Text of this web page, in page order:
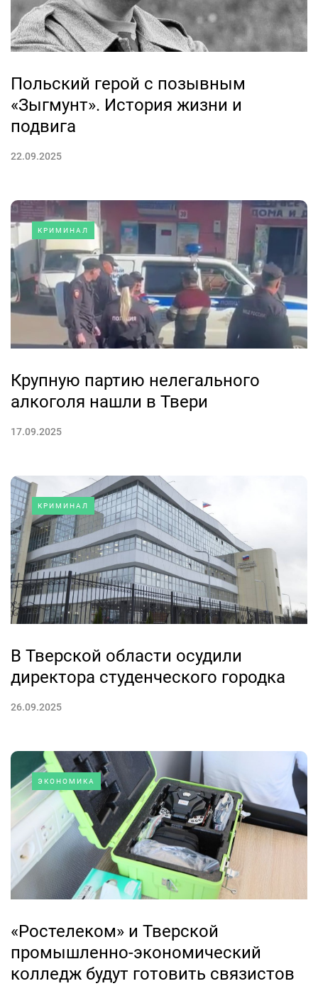
Польский герой с позывным
«Зыгмунт». История жизни и
подвига
22.09.2025
КРИМИНАЛ
Крупную партию нелегального
алкоголя нашли в Твери
17.09.2025
КРИМИНАЛ
В Тверской области осудили
директора студенческого городка
26.09.2025
ЭКОНОМИКА
«Ростелеком» и Тверской
промышленно-экономический
колледж будут готовить связистов